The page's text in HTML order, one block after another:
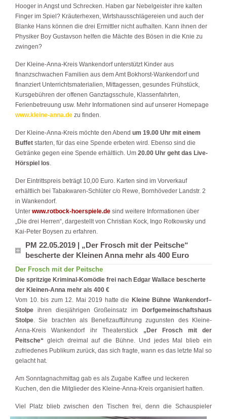
Hooger in Angst und Schrecken. Haben gar Nebelgeister ihre kalten
Finger im Spiel? Kräuterhexen, Wirtshausschlägereien und auch der
Blanke Hans können die drei Ermittler nicht aufhalten. Kann ihnen der
Physiker Boy Gustavson helfen die Mächte des Bösen in die Knie zu
zwingen?
Der Kleine-Anna-Kreis Wankendorf unterstützt Kinder aus
finanzschwachen Familien aus dem Amt Bokhorst-Wankendorf und
finanziert Unterrichtsmaterialien, Mittagessen, gesundes Frühstück,
Kursgebühren der offenen Ganztagsschule, Klassenfahrten,
Ferienbetreuung usw. Mehr Informationen sind auf unserer Homepage
www.kleine-anna.de zu finden.
Der Kleine-Anna-Kreis möchte den Abend um 19.00 Uhr mit einem
Buffet starten, für das eine Spende erbeten wird. Ebenso sind die
Getränke gegen eine Spende erhältlich. Um 20.00 Uhr geht das Live-
Hörspiel los
Der Eintrittspreis beträgt 10,00 Euro. Karten sind im Vorverkauf
erhältlich bei Tabakwaren-Schlüter c/o Rewe, Bornhöveder Landstr. 2
in Wankendorf.
Unter www.rotbock-hoerspiele.de sind weitere Informationen über
„Die drei Herren“, dargestellt von Christian Kock, Ingo Rotkowsky und
Kai-Peter Boysen zu erfahren.
PM 22.05.2019 | „Der Frosch mit der Peitsche“
bescherte der Kleinen Anna mehr als 400 Euro
Der Frosch mit der Peitsche
Die spritzige Kriminal-Komödie frei nach Edgar Wallace bescherte
der Kleinen-Anna mehr als 400 €
Vom 10. bis zum 12. Mai 2019 hatte die Kleine Bühne Wankendorf–
Stolpe ihren diesjährigen Großeinsatz im Dorfgemeinschaftshaus
Stolpe . Sie brachten als Benefizaufführung zugunsten des Kleine-
Anna-Kreis Wankendorf ihr Theaterstück „Der Frosch mit der
Peitsche“ gleich dreimal auf die Bühne. Und jedes Mal blieb ein
zufriedenes Publikum zurück, das sich fragte, wann es das letzte Mal so
gelacht hat.
Am Sonntagnachmittag gab es als Zugabe Kaffee und leckeren
Kuchen, den die Mitglieder des Kleine-Anna-Kreis organisiert hatten.
Viel Platz blieb zwischen den Tischen frei, denn die Schauspieler